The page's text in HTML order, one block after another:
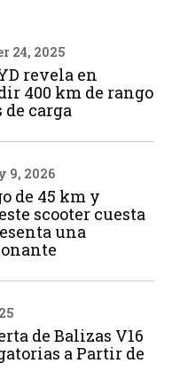
24, 2025
revela en
400 km de rango
carga
9, 2026
de 45 km y
scooter cuesta
una
de Balizas V16
a Partir de